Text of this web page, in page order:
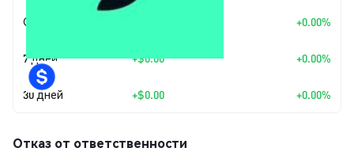
Сегодня +0.00%
7 дней +$0.00 +0.00%
30 дней +$0.00 +0.00%
Отказ от ответственности